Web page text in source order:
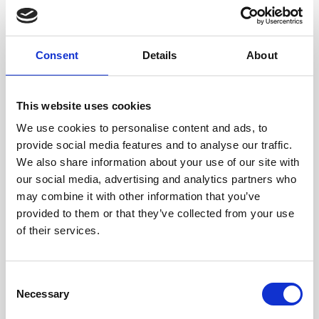
Consent Details About
This website uses cookies
We use cookies to personalise content and ads, to
provide social media features and to analyse our traffic.
We also share information about your use of our site with
our social media, advertising and analytics partners who
may combine it with other information that you’ve
provided to them or that they’ve collected from your use
of their services.
Selection
Necessary
Nach einem aktiv verbrachten Tag oder nach einem